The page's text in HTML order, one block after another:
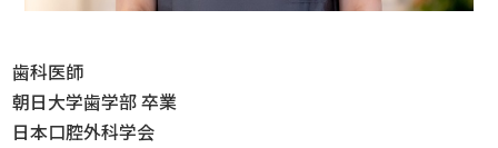
歯科医師
朝日大学歯学部 卒業
日本口腔外科学会